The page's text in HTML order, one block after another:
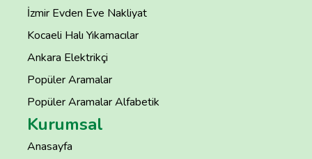
İzmir Evden Eve Nakliyat
Kocaeli Halı Yıkamacılar
Ankara Elektrikçi
Popüler Aramalar
Popüler Aramalar Alfabetik
Kurumsal
Anasayfa